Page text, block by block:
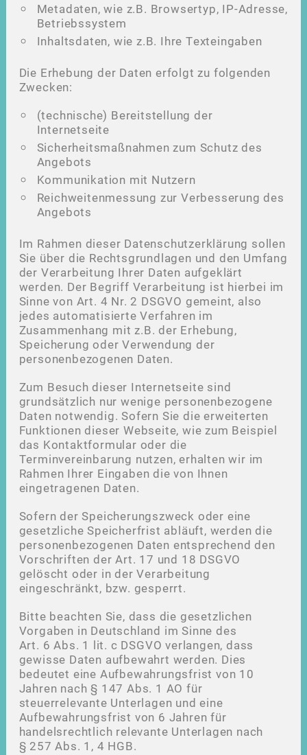
Metadaten, wie z.B. Browsertyp, IP-Adresse,
Betriebssystem
Inhaltsdaten, wie z.B. Ihre Texteingaben
Die Erhebung der Daten erfolgt zu folgenden
Zwecken:
(technische) Bereitstellung der
Internetseite
Sicherheitsmaßnahmen zum Schutz des
Angebots
Kommunikation mit Nutzern
Reichweitenmessung zur Verbesserung des
Angebots
Im Rahmen dieser Datenschutzerklärung sollen
Sie über die Rechtsgrundlagen und den Umfang
der Verarbeitung Ihrer Daten aufgeklärt
werden. Der Begriff Verarbeitung ist hierbei im
Sinne von Art. 4 Nr. 2 DSGVO gemeint, also
jedes automatisierte Verfahren im
Zusammenhang mit z.B. der Erhebung,
Speicherung oder Verwendung der
personenbezogenen Daten.
Zum Besuch dieser Internetseite sind
grundsätzlich nur wenige personenbezogene
Daten notwendig. Sofern Sie die erweiterten
Funktionen dieser Webseite, wie zum Beispiel
das Kontaktformular oder die
Terminvereinbarung nutzen, erhalten wir im
Rahmen Ihrer Eingaben die von Ihnen
eingetragenen Daten.
Sofern der Speicherungszweck oder eine
gesetzliche Speicherfrist abläuft, werden die
personenbezogenen Daten entsprechend den
Vorschriften der Art. 17 und 18 DSGVO
gelöscht oder in der Verarbeitung
eingeschränkt, bzw. gesperrt.
Bitte beachten Sie, dass die gesetzlichen
Vorgaben in Deutschland im Sinne des
Art. 6 Abs. 1 lit. c DSGVO verlangen, dass
gewisse Daten aufbewahrt werden. Dies
bedeutet eine Aufbewahrungsfrist von 10
Jahren nach § 147 Abs. 1 AO für
steuerrelevante Unterlagen und eine
Aufbewahrungsfrist von 6 Jahren für
handelsrechtlich relevante Unterlagen nach
§ 257 Abs. 1, 4 HGB.